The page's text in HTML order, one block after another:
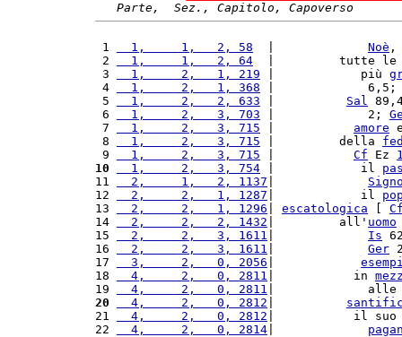
Parte,  Sez., Capitolo, Capoverso
1
  1,     1,   2, 58
Noè
2
  1,     1,   2, 64
|         tutte
3
  1,     2,   1, 219
|            più
4
  1,     2,   1, 368
|
5
  1,     2,   2, 633
Sal
6
  1,     2,   3, 703
|             2;
7
  1,     2,   3, 715
amore
8
  1,     2,   3, 715
|         della
9
  1,     2,   3, 715
Cf Ez
10
  1,     2,   3, 754
|            il
11
  2,     1,   2, 1137
12
  2,     2,   1, 1287
|            il
13
  2,     2,   1, 1296
escatologica
14
  2,     2,   2, 1432
|         all' uomo
15
  2,     2,   3, 1611
Is
16
  2,     2,   3, 1611
Ger
17
  3,     2,   0, 2056
18
  4,     2,   0, 2811
|           in
19
  4,     2,   0, 2811
|
20
  4,     2,   0, 2812
21
  4,     2,   0, 2812
|           il
22
  4,     2,   0, 2814